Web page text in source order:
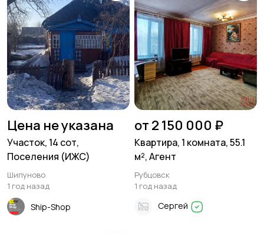
Цена не указана
Участок, 14 сот,
Поселения (ИЖС)
Шипуново
1 год назад
Ship-Shop
от 2 150 000 ₽
Квартира, 1 комната, 55.1
м², Агент
Рубцовск
1 год назад
Сергей